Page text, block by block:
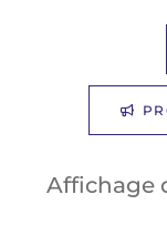
Affichage